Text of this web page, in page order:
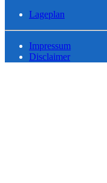
Lageplan
Impressum
Disclaimer